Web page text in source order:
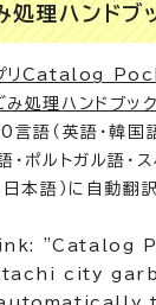
処理ハンドブ
リCatalog
処理ハンドブッ
言語（英語・韓国
・ポルトガル語・
日本語）に自動翻
"Catalog
city